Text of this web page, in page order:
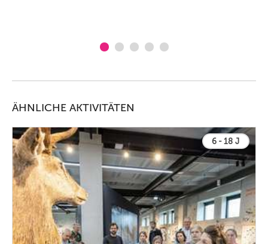
ÄHNLICHE AKTIVITÄTEN
6 - 18 J